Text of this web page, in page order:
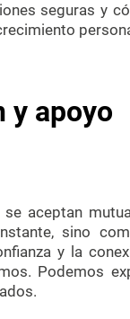
seguras y
y apoyo
aceptan
sino
y la
Podemos